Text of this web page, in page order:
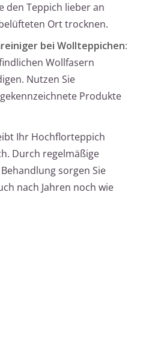
den Teppich lieber an
Ort trocknen.
bei Wollteppichen:
Wollfasern
Nutzen Sie
Produkte
Ihr Hochflorteppich
Durch regelmäßige
sorgen Sie
nach Jahren noch wie